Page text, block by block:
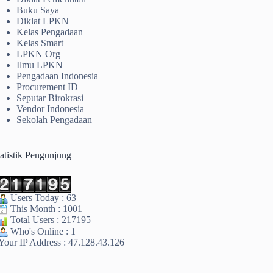
Buku Saya
Diklat LPKN
Kelas Pengadaan
Kelas Smart
LPKN Org
Ilmu LPKN
Pengadaan Indonesia
Procurement ID
Seputar Birokrasi
Vendor Indonesia
Sekolah Pengadaan
Pengunjung
Users Today : 63
This Month : 1001
Total Users : 217195
Who's Online : 1
IP Address : 47.128.43.126